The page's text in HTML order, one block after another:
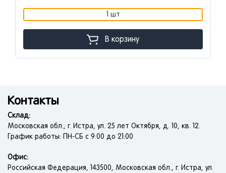
1 шт
В корзину
Контакты
Склад:
Московская обл., г. Истра, ул. 25 лет Октября, д. 10, кв. 12.
График работы: ПН-СБ с 9:00 до 21:00
Офис:
Российская Федерация, 143500, Московская обл., г. Истра, ул.